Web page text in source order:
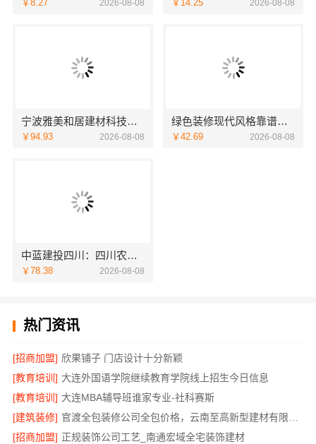
￥8.27 2026-08-08 ￥14.25 2026-08-08
宁波雅美和居建材科技有限公司：匠心施工家装改造二手房改造
￥94.93 2026-08-08
绿色装修现代风格靠谱吗江西尚宅尚品
￥42.69 2026-08-08
中蓝建投四川：四川农村建房案例与重钢别墅咨询
￥78.38 2026-08-08
热门资讯
[招商加盟] 欣果铺子 门店设计十分新颖
[教育培训] 大连外国语学院继续教育学院线上招生今日信息
[教育培训] 大连MBA辅导班谁家专业-社科赛斯
[建筑装修]
[招商加盟] 正规装饰公司工艺_南通宏域全宅装饰建材